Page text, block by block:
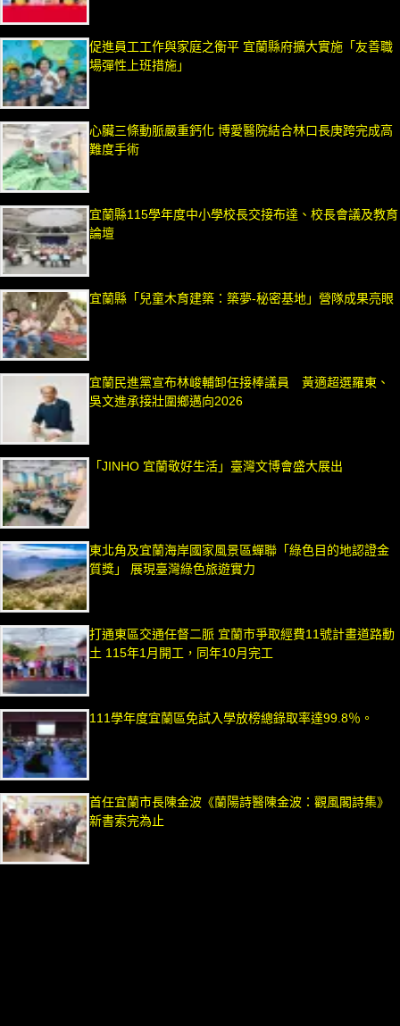
促進員工工作與家庭之衡平 宜蘭縣府擴大實施「友善職
場彈性上班措施」
心臟三條動脈嚴重鈣化 博愛醫院結合林口長庚跨完成高
難度手術
宜蘭縣115學年度中小學校長交接布達、校長會議及教育
論壇
宜蘭縣「兒童木育建築：築夢-秘密基地」營隊成果亮眼
宜蘭民進黨宣布林峻輔卸任接棒議員 黃適超選羅東、
吳文進承接壯圍鄉邁向2026
「JINHO 宜蘭敬好生活」臺灣文博會盛大展出
東北角及宜蘭海岸國家風景區蟬聯「綠色目的地認證金
質獎」 展現臺灣綠色旅遊實力
打通東區交通任督二脈 宜蘭市爭取經費11號計畫道路動
土 115年1月開工，同年10月完工
111學年度宜蘭區免試入學放榜總錄取率達99.8％。
首任宜蘭市長陳金波《蘭陽詩醫陳金波：觀風閣詩集》
新書索完為止